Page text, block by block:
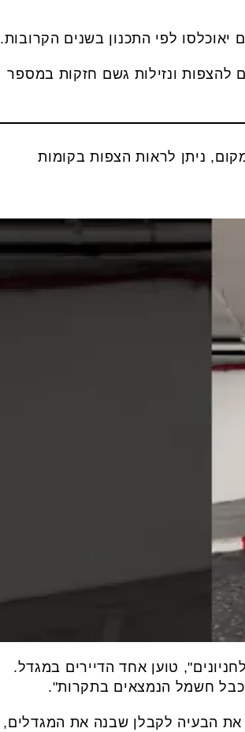
לפי התכנון בשנים הקרובות.
להצפות ונזילות גשם חזקות במספר
ניתן לראות הצפות בקומות
טוען אחד הדיירים במגדל.
וכבל חשמל הנמצאים בתקרות".
את הבעיה לקבלן שבנה את המגדלים,